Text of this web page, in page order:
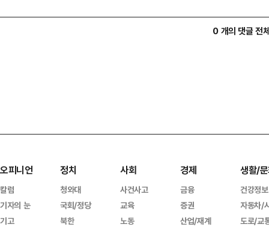
0 개의 댓글 전
오피니언
칼럼
기자의 눈
기고
정치
청와대
국회/정당
북한
사회
사건사고
교육
노동
경제
금융
증권
산업/재계
생활/
건강정보
자동차/
도로/교